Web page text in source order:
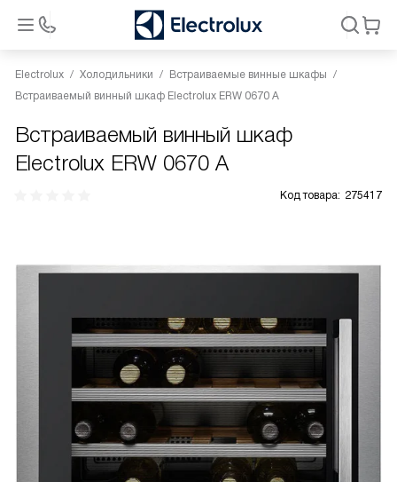
Electrolux Холодильники
Встраиваемые винные шкафы
Встраиваемый винный шкаф Electrolux ERW 0670 A
Встраиваемый винный шкаф
Electrolux ERW 0670 A
Код товара: 275417